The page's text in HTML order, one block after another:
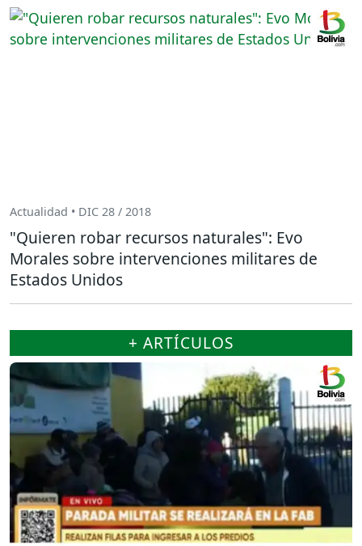
Actualidad • DIC 28 / 2018
"Quieren robar recursos naturales": Evo
Morales sobre intervenciones militares de
Estados Unidos
+ ARTÍCULOS